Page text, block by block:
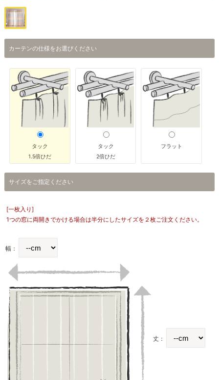
カーテンの仕様をお選びください
タック
1.5倍ひだ
タック
2倍ひだ
フラット
サイズをご指定ください
[一枚入り]
1つの窓に両開きでかける場合は半分にしたサイズを２枚ご注文ください。
幅：
丈：